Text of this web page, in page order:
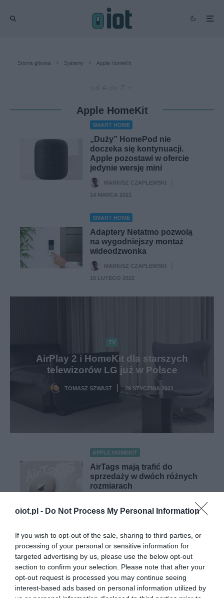
oiot.pl - Do Not Process My Personal Information
If you wish to opt-out of the sale, sharing to third parties, or
processing of your personal or sensitive information for
targeted advertising by us, please use the below opt-out
section to confirm your selection. Please note that after your
opt-out request is processed you may continue seeing
interest-based ads based on personal information utilized by
Strona główna Systemy Apple HomeKit
Apple HomeKit
SMART HOME
„Duży” HomePod nie
doczeka się kontynuacji.
Apple pozostawi w ofercie
jedynie wersję mini
MARIUSZ CZAPLEWSKI
14 MARCA 2021
SMART HOME
Adaptery Netatmo pozwolą
na wygodniejszy montaż
wideodzwonka
MARIUSZ CZAPLEWSKI
15 LUTEGO 2022
TV
AirPlay 2 i HomeKit dla starszych
telewizorów LG już w Polsce
TOMASZ SZWAST 29 STYCZNIA 2021
APPLE HOMEKIT
AirTags mają trafić do
sprzedaży w dwóch różnych
rozmiarach
21 PAŹDZIERNIKA 2020
APPLE HOMEKIT
AirTags uzupełniły kolekcję
opóźnionych premier
TOMASZ SZWAST
9 PAŹDZIERNIKA 2020